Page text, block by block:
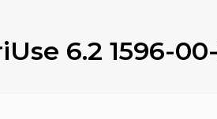
6.2 1596-